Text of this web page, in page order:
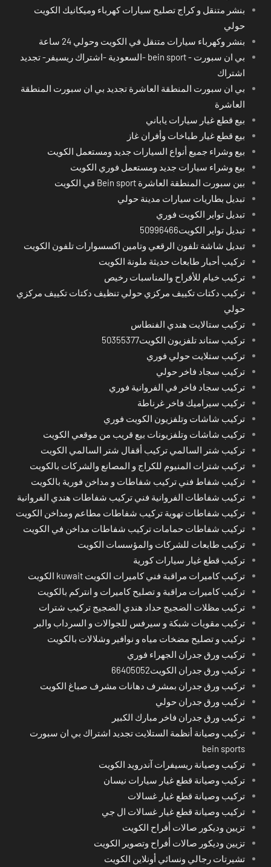
بنشر متنقل و كراج تصليح سيارات كهرباء وميكانيك الكويت
حولي
بنشر وكهرباء سيارات متنقل في الكويت وحولي 24 ساعة
بي ان سبورت - bein sport -السعودية -اشتراك ريسيفر- تجديد
اشتراك
بي ان سبورت المنطقة العاشرة تجديد بي ان سبورت المنطقة
العاشرة
بيع قطع غيار سيارات ياباني
بيع قطع غيار طباخات وأفران غاز
بيع وشراء جميع أنواع السيارات جديد ومستعمل الكويت
بيع وشراء سيارات جديد ومستعمل فوري الكويت
بين سبورت المنطقة العاشرة Bein sport في الكويت
تبديل بطاريات سيارات مدينة حولي
تبديل تواير الكويت فوري
تبديل تواير الكويت50996466
تبديل شاشة تلفون الرقعي وتامين اكسسوارات تلفون الكويت
تركيب أحبار طابعات حديثة ملونة الكويت
تركيب خيام للأفراح والمناسبات رخيص
تركيب دكتات تكييف مركزي حولي تنظيف دكتات تكييف مركزي
حولي
تركيب ستالايت هندي الفنطاس
تركيب ستاند تلفزيون الكويت50355377
تركيب ستلايت حولي فوري
تركيب سجاد فاخر حولي
تركيب سجاد فاخر في الفروانية فوري
تركيب سيراميك فاخر غرناطة
تركيب شاشات وتلفزيون الكويت فوري
تركيب شاشات وتلفزيونات بيع قريب من موقعي الكويت
تركيب شتر السالمي تركيب أقفال شتر السالمي الكويت
تركيب شترات المنيوم للكراج و المصانع والشركات بالكويت
تركيب شفاط فني تركيب شفاطات و مداخن فورية بالكويت
تركيب شفاطات الفروانية فني تركيب شفاطات هندي الفروانية
تركيب شفاطات تهوية تركيب شفاطات مطاعم ومداخن الكويت
تركيب شفاطات حمامات تركيب شفاطات مداخن في الكويت
تركيب طابعات للشركات والمؤسسات الكويت
تركيب قطع غيار سيارات كورية
تركيب كاميرات مراقبة فني كاميرات الكويت kuwait الكويت
تركيب كاميرات مراقبة و تصليح كاميرات و انتركم بالكويت
تركيب مظلات الضجيج حداد هندي الضجيج تركيب شترات
تركيب مقويات شبكة و سيرفس للجوالات و السرداب والبر
تركيب و تصليح مضخات مياه و نوافير وشلالات بالكويت
تركيب ورق جدران الجهراء فوري
تركيب ورق جدران الكويت66405052
تركيب ورق جدران بمشرف دهانات مشرف صباغ الكويت
تركيب ورق جدران حولي
تركيب ورق جدران فاخر مبارك الكبير
تركيب وصيانة أنظمة الستلايت تجديد اشتراك بي ان سبورت
bein sports
تركيب وصيانة ريسيفرات آندرويد الكويت
تركيب وصيانة قطع غيار سيارات نيسان
تركيب وصيانة قطع غيار غسالات
تركيب وصيانة قطع غيار غسالات ال جي
تزيين وديكور صالات أفراح الكويت
تزيين وديكور صالات أفراح وتصوير الكويت
تشيرتات رجالي ونسائي أونلاين الكويت